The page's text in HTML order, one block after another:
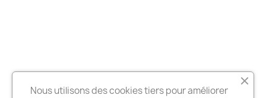
Nous utilisons des cookies tiers pour améliorer